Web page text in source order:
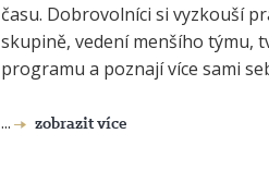
času. Dobrovolníci si vyzkouší
skupině, vedení menšího týmu,
programu a poznají více sami
... zobrazit více